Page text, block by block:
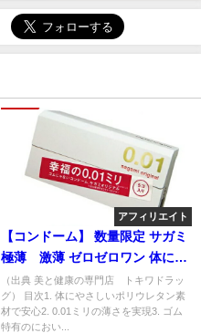
アフィリエイト
【コンドーム】 数量限定 サガミ
極薄 激薄 ゼロゼロワン 体にや
さしいポリウレタン素材 0.01ミ
リのうすさで避妊 楽しい家族
計画 女性もエチケット
（出典 美と健康の専門店 トキワドラッ
グ） 目次1. 体にやさしいポリウレタン素
材で安心2. 0.01ミリの薄さを実現3. ゴム
特有のにおい...